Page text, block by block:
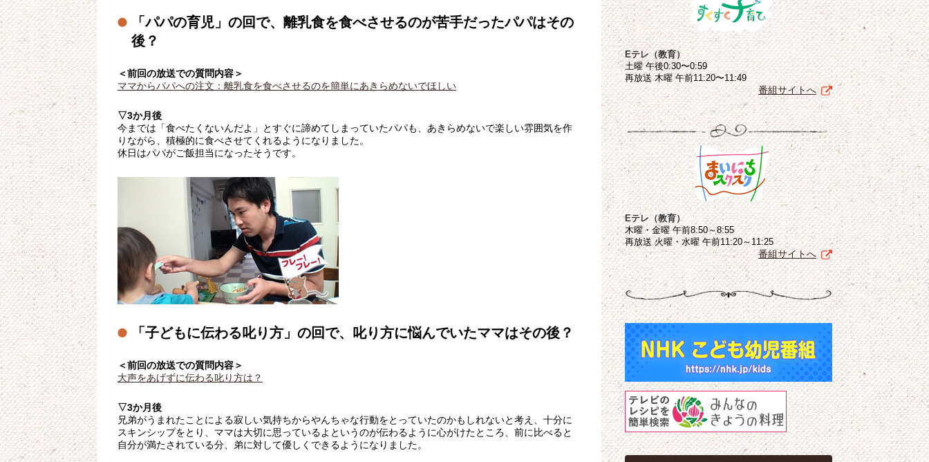
「パパの育児」の回で、離乳食を食べさせるのが苦手だったパパはその
後？
＜前回の放送での質問内容＞
ママからパパへの注文：離乳食を食べさせるのを簡単にあきらめないでほしい
▽3か月後
今までは「食べたくないんだよ」とすぐに諦めてしまっていたパパも、あきらめないで楽しい雰囲気を作
りながら、積極的に食べさせてくれるようになりました。
休日はパパがご飯担当になったそうです。
「子どもに伝わる叱り方」の回で、叱り方に悩んでいたママはその後？
＜前回の放送での質問内容＞
大声をあげずに伝わる叱り方は？
▽3か月後
兄弟がうまれたことによる寂しい気持ちからやんちゃな行動をとっていたのかもしれないと考え、十分に
スキンシップをとり、ママは大切に思っているよというのが伝わるように心がけたところ、前に比べると
自分が満たされている分、弟に対して優しくできるようになりました。
Eテレ（教育）
土曜 午後0:30〜0:59
再放送 木曜 午前11:20〜11:49
番組サイトへ
Eテレ（教育）
木曜・金曜 午前8:50～8:55
再放送 火曜・水曜 午前11:20～11:25
番組サイトへ